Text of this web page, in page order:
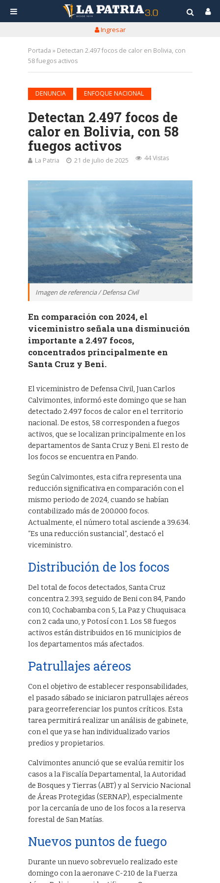
Ingresar
Portada » Detectan 2.497 focos de calor en Bolivia, con
58 fuegos activos
DENUNCIA ENFOQUE NACIONAL
Detectan 2.497 focos de
calor en Bolivia, con 58
fuegos activos
La Patria 21 de julio de 2025 44 Vistas
Imagen de referencia / Defensa Civil
En comparación con 2024, el
viceministro señala una disminución
importante a 2.497 focos,
concentrados principalmente en
Santa Cruz y Beni.
El viceministro de Defensa Civil, Juan Carlos
Calvimontes, informó este domingo que se han
detectado 2.497 focos de calor en el territorio
nacional. De estos, 58 corresponden a fuegos
activos, que se localizan principalmente en los
departamentos de Santa Cruz y Beni. El resto de
los focos se encuentra en Pando.
Según Calvimontes, esta cifra representa una
reducción significativa en comparación con el
mismo periodo de 2024, cuando se habían
contabilizado más de 200.000 focos.
Actualmente, el número total asciende a 39.634.
“Es una reducción sustancial”, destacó el
viceministro.
Distribución de los focos
Del total de focos detectados, Santa Cruz
concentra 2.393, seguido de Beni con 84, Pando
con 10, Cochabamba con 5, La Paz y Chuquisaca
con 2 cada uno, y Potosí con 1. Los 58 fuegos
activos están distribuidos en 16 municipios de
los departamentos más afectados.
Patrullajes aéreos
Con el objetivo de establecer responsabilidades,
el pasado sábado se iniciaron patrullajes aéreos
para georreferenciar los puntos críticos. Esta
tarea permitirá realizar un análisis de gabinete,
con el que ya se han individualizado varios
predios y propietarios.
Calvimontes anunció que se evalúa remitir los
casos a la Fiscalía Departamental, la Autoridad
de Bosques y Tierras (ABT) y al Servicio Nacional
de Áreas Protegidas (SERNAP), especialmente
por la cercanía de uno de los focos a la reserva
forestal de San Matías.
Nuevos puntos de fuego
Durante un nuevo sobrevuelo realizado este
domingo con la aeronave C-210 de la Fuerza